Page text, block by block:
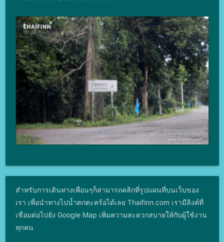
สำหรับการเดินทางเพื่อนๆก็สามารถคลิกที่รูปแผนที่บนเว็บของ
เรา เพื่อนำทางไปน้ำตกตะคร้อได้เลย Thaifinn.com เรามีลิงค์ที่
เชื่อมต่อไปยัง Google Map เพิ่มความสะดวกสบายให้กับผู้ใช้งาน
ทุกคน